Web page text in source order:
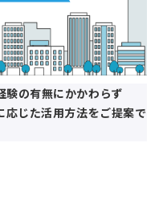
験の有無にかかわらず
応じた活用方法をご提案で